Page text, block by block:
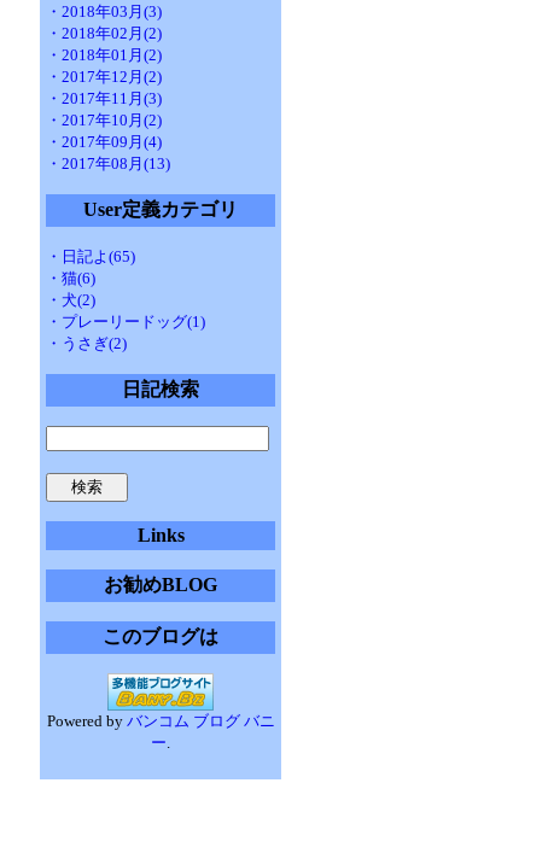
・2018年03月(3)
・2018年02月(2)
・2018年01月(2)
・2017年12月(2)
・2017年11月(3)
・2017年10月(2)
・2017年09月(4)
・2017年08月(13)
User定義カテゴリ
・日記よ(65)
・猫(6)
・犬(2)
・プレーリードッグ(1)
・うさぎ(2)
日記検索
Links
お勧めBLOG
このブログは
Powered by バンコム ブログ バニ
ー.